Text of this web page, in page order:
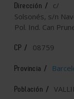
Dirección /
c/
Solsonés, s/n
Pol. Ind. Can
CP / 08759
Provincia /
Población /